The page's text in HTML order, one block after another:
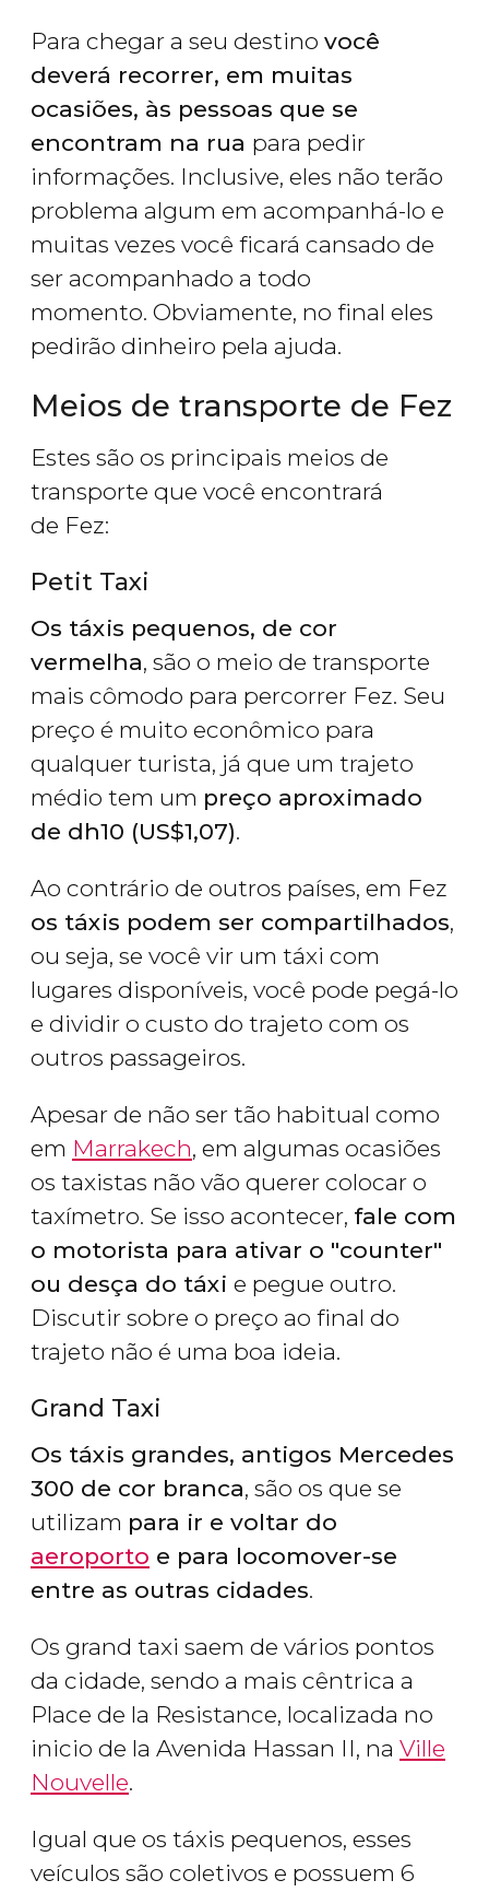
Para chegar a seu destino você
deverá recorrer, em muitas
ocasiões, às pessoas que se
encontram na rua para pedir
informações. Inclusive, eles não terão
problema algum em acompanhá-lo e
muitas vezes você ficará cansado de
ser acompanhado a todo
momento. Obviamente, no final eles
pedirão dinheiro pela ajuda.
Meios de transporte de Fez
Estes são os principais meios de
transporte que você encontrará
de Fez:
Petit Taxi
Os táxis pequenos, de cor
vermelha, são o meio de transporte
mais cômodo para percorrer Fez. Seu
preço é muito econômico para
qualquer turista, já que um trajeto
médio tem um preço aproximado
de dh10 (US$1,07).
Ao contrário de outros países, em Fez
os táxis podem ser compartilhados,
ou seja, se você vir um táxi com
lugares disponíveis, você pode pegá-lo
e dividir o custo do trajeto com os
outros passageiros.
Apesar de não ser tão habitual como
em Marrakech, em algumas ocasiões
os taxistas não vão querer colocar o
taxímetro. Se isso acontecer, fale com
o motorista para ativar o "counter"
ou desça do táxi e pegue outro.
Discutir sobre o preço ao final do
trajeto não é uma boa ideia.
Grand Taxi
Os táxis grandes, antigos Mercedes
300 de cor branca, são os que se
utilizam para ir e voltar do
aeroporto e para locomover-se
entre as outras cidades.
Os grand taxi saem de vários pontos
da cidade, sendo a mais cêntrica a
Place de la Resistance, localizada no
inicio de la Avenida Hassan II, na Ville
Nouvelle.
Igual que os táxis pequenos, esses
veículos são coletivos e possuem 6